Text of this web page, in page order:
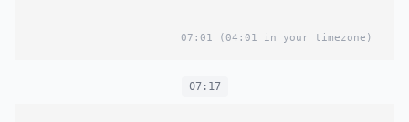
07:01 (04:01 in your timezone)
07:17